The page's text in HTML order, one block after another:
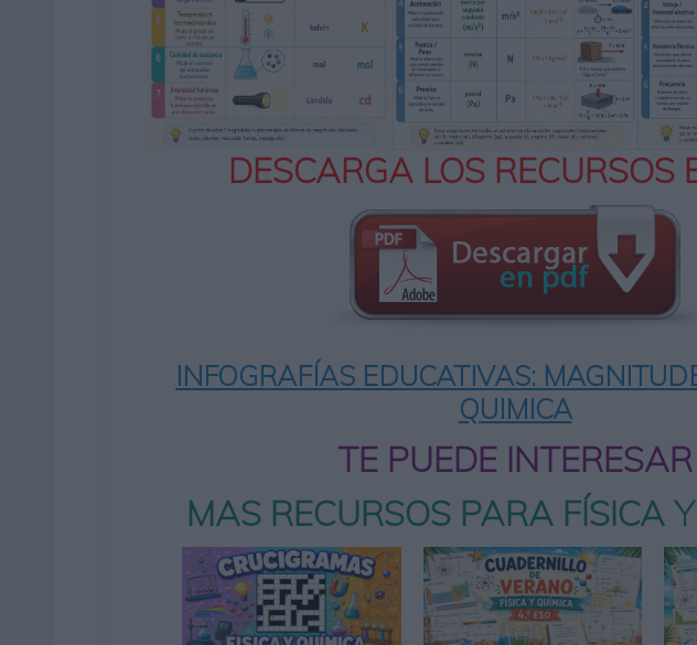
DESCARGA LOS RECURSOS
INFOGRAFÍAS EDUCATIVAS:
QUIMICA
TE PUEDE INTERESAR
MAS RECURSOS PARA FÍSICA